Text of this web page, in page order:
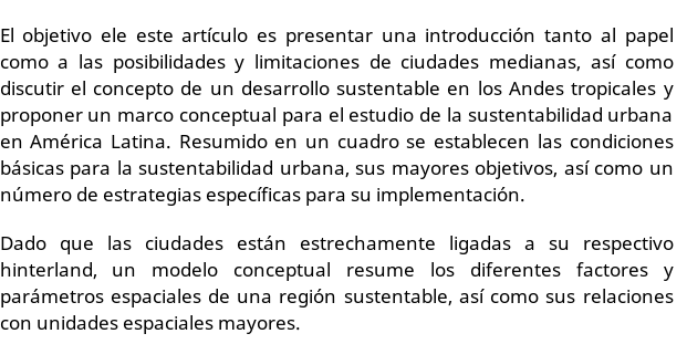
El objetivo ele este artículo es presentar una introducción tanto al papel
como a las posibilidades y limitaciones de ciudades medianas, así como
discutir el concepto de un desarrollo sustentable en los Andes tropicales y
proponer un marco conceptual para el estudio de la sustentabilidad urbana
en América Latina. Resumido en un cuadro se establecen las condiciones
básicas para la sustentabilidad urbana, sus mayores objetivos, así como un
número de estrategias específicas para su implementación.
Dado que las ciudades están estrechamente ligadas a su respectivo
hinterland, un modelo conceptual resume los diferentes factores y
parámetros espaciales de una región sustentable, así como sus relaciones
con unidades espaciales mayores.